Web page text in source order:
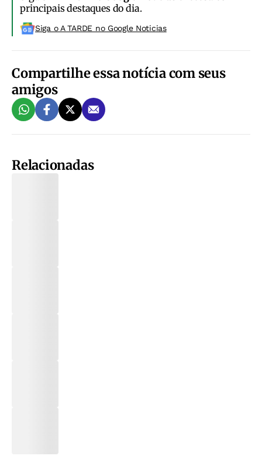
principais destaques do dia.
Siga o A TARDE no Google Noticias
Compartilhe essa notícia com seus
amigos
Relacionadas